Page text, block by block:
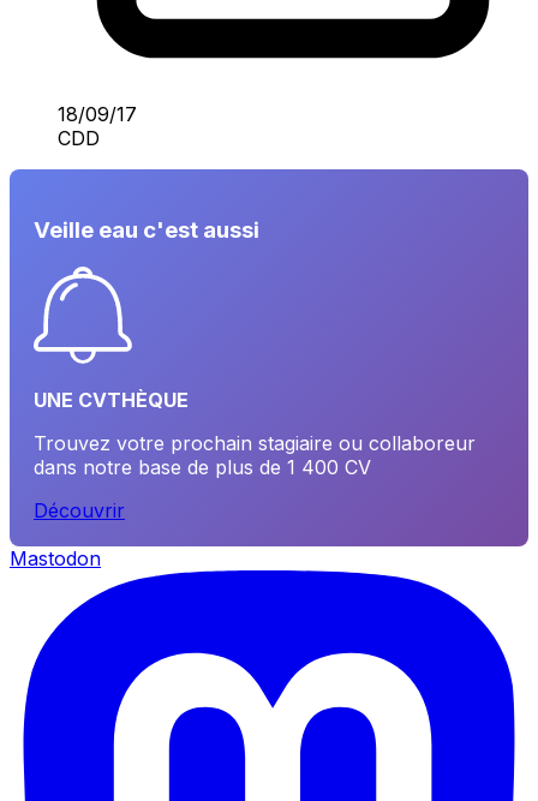
18/09/17
CDD
Veille eau c'est aussi
UNE CVTHÈQUE
Trouvez votre prochain stagiaire ou collaboreur
dans notre base de plus de 1 400 CV
Découvrir
Mastodon